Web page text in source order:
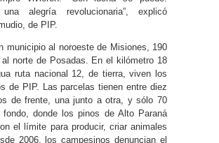
una alegría revolucionaria”, explicó
de PIP.
municipio al noroeste de Misiones, 190
norte de Posadas. En el kilómetro 18
ruta nacional 12, de tierra, viven los
de PIP. Las parcelas tienen entre diez
de frente, una junto a otra, y sólo 70
donde los pinos de Alto Paraná
el límite para producir, criar animales
2006, los campesinos denuncian el